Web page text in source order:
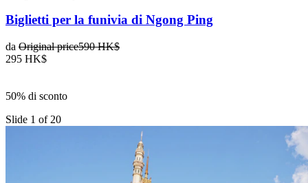
Biglietti per la funivia di Ngong Ping
da Original price590 HK$
295 HK$
50% di sconto
Slide 1 of 20